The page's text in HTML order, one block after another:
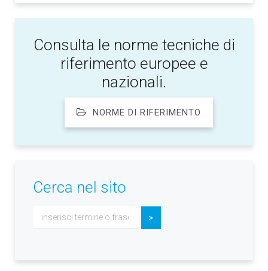
Consulta le norme tecniche di
riferimento europee e
nazionali.
NORME DI RIFERIMENTO
Cerca nel sito
Cerca... >